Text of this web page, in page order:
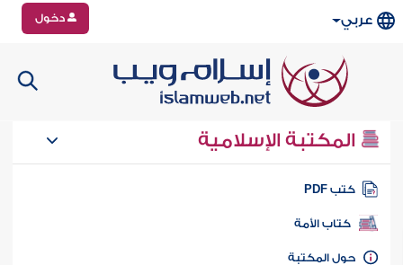
عربي دخول
المكتبة الإسلامية
كتب PDF
كتاب الأمة